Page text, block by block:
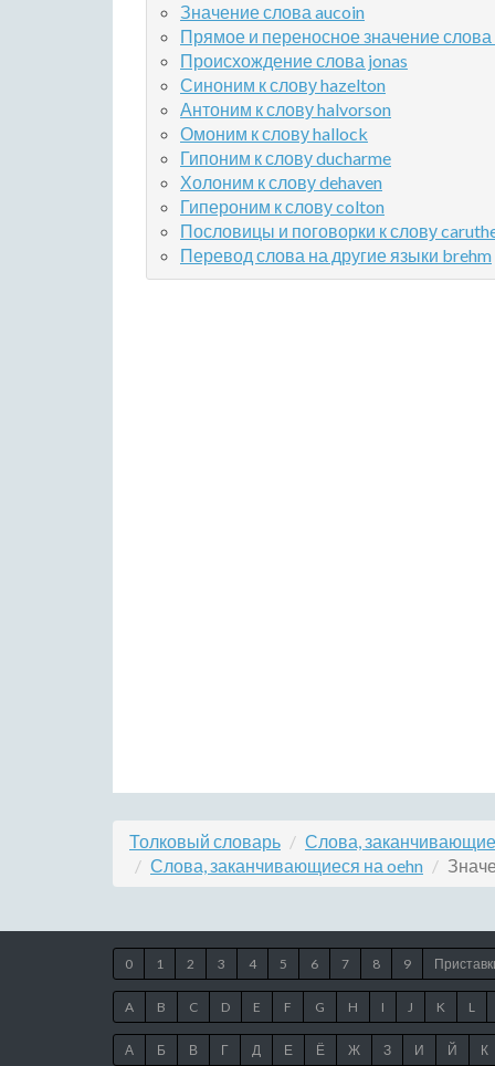
Значение слова aucoin
Прямое и переносное значение слова
Происхождение слова jonas
Синоним к слову hazelton
Антоним к слову halvorson
Омоним к слову hallock
Гипоним к слову ducharme
Холоним к слову dehaven
Гипероним к слову colton
Пословицы и поговорки к слову
Перевод слова на другие языки brehm
Толковый словарь
Слова,
Слова, заканчивающиеся на oehn
0 1 2 3 4 5 6 7 8 9
A B C D E F G H I J K L
А Б В Г Д Е Ё Ж З И Й К